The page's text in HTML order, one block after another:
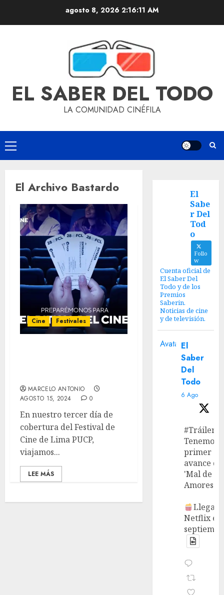
agosto 8, 2026 2:16:11 AM
EL SABER DEL TODO
LA COMUNIDAD CINÉFILA
El Archivo Bastardo
Cine Festivales
MARCELO ANTONIO
AGOSTO 15, 2024
0
En nuestro tercer día de
cobertura del Festival de
Cine de Lima PUCP,
viajamos...
LEE MÁS
El
Sabe
r Del
Tod
o
Follo
w
Cuenta oficial de
El Saber Del
Todo y de los
Premios
Saberin.
Noticias de cine
y de televisión.
Avatar El
Saber
Del
Todo
6 Ago
#Tráiler
Tenemos
primer
avance de
'Mal de
Amores'.
Llega a
Netflix en